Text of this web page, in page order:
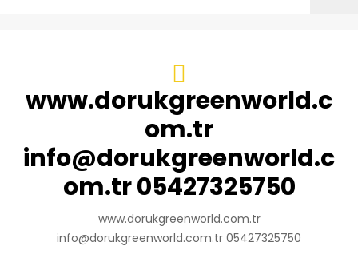
www.dorukgreenworld.c
om.tr
info@dorukgreenworld.c
om.tr 05427325750
www.dorukgreenworld.com.tr
info@dorukgreenworld.com.tr 05427325750